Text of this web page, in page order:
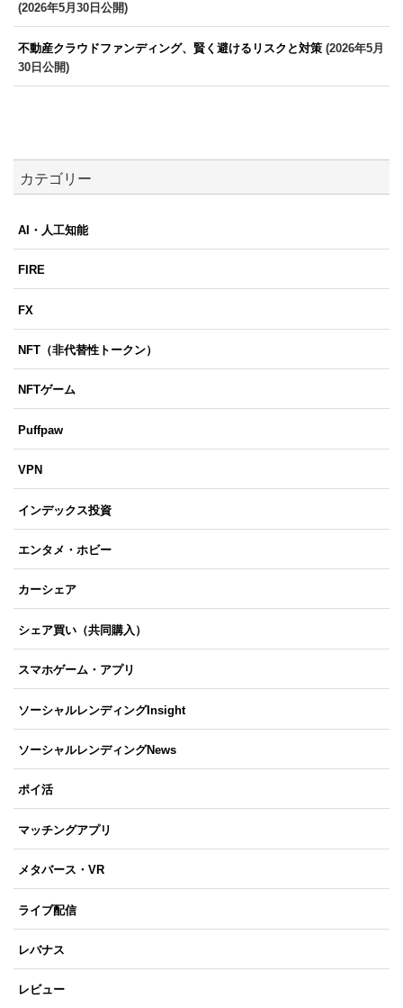
(2026年5月30日公開)
不動産クラウドファンディング、賢く避けるリスクと対策 (2026年5月
30日公開)
カテゴリー
AI・人工知能
FIRE
FX
NFT（非代替性トークン）
NFTゲーム
Puffpaw
VPN
インデックス投資
エンタメ・ホビー
カーシェア
シェア買い（共同購入）
スマホゲーム・アプリ
ソーシャルレンディングInsight
ソーシャルレンディングNews
ポイ活
マッチングアプリ
メタバース・VR
ライブ配信
レバナス
レビュー